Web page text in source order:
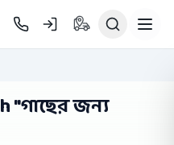
"গাছের জন্য